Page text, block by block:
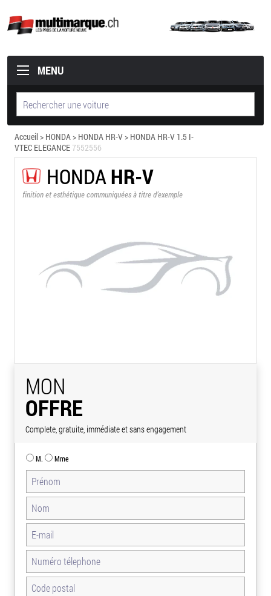
MENU
Accueil> HONDA> HONDA HR-V> HONDA HR-V 1.5 I-
VTEC ELEGANCE7552556
HONDAHR-V
finition et esthétique communiquées à titre d’exemple
MON
OFFRE
Complete, gratuite, immédiate et sans engagement
M. Mme